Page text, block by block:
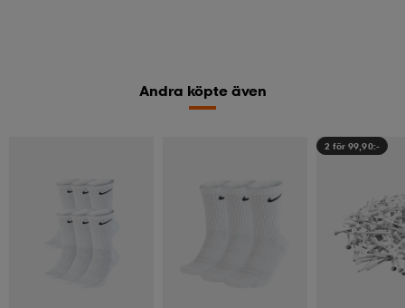
Andra köpte även
2 för 99,90:-